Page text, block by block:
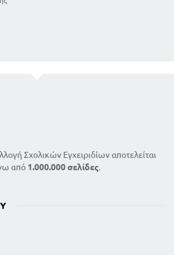
Σχολικών Εγχειριδίων αποτελείται
από 1.000.000 σελίδες.